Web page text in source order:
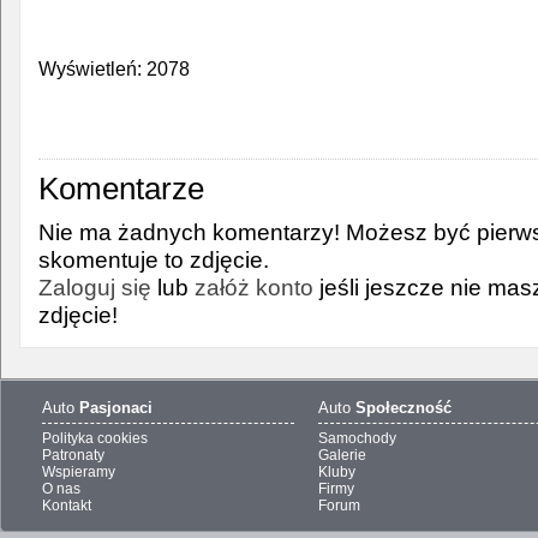
Wyświetleń: 2078
Komentarze
Nie ma żadnych komentarzy! Możesz być
skomentuje to zdjęcie.
Zaloguj się lub załóż konto jeśli jeszcze nie
zdjęcie!
Auto Pasjonaci
Polityka cookies
Patronaty
Wspieramy
O nas
Kontakt
Auto Społeczność
Samochody
Galerie
Kluby
Firmy
Forum